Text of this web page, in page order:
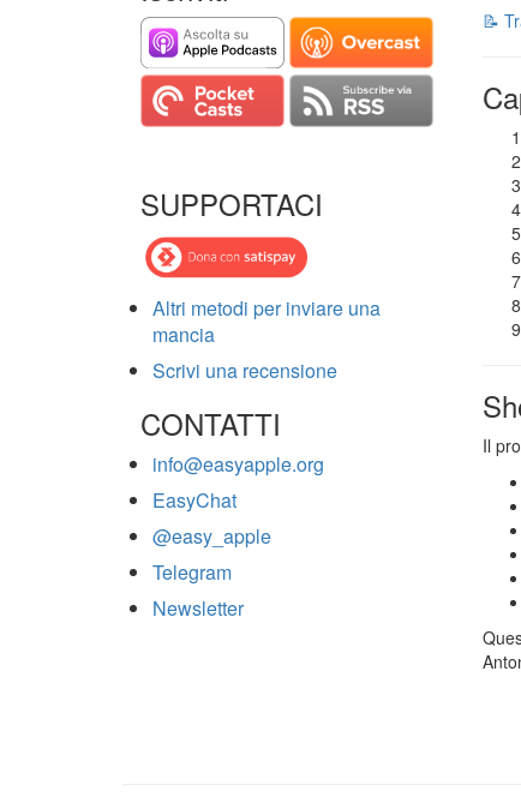
SUPPORTACI
Altri metodi per inviare una
mancia
Scrivi una recensione
CONTATTI
info@easyapple.org
EasyChat
@easy_apple
Telegram
Newsletter
📝
Il